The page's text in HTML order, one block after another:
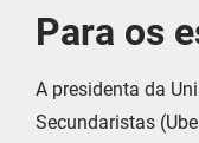
Para os
A presidenta da
Secundaristas